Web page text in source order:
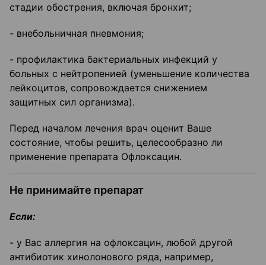
стадии обострения, включая бронхит;
- внебольничная пневмония;
- профилактика бактериальных инфекций у
больных с нейтропенией (уменьшение количества
лейкоцитов, сопровождается снижением
защитных сил организма).
Перед началом лечения врач оценит Ваше
состояние, чтобы решить, целесообразно ли
применение препарата Офлоксацин.
Не принимайте препарат
Если:
- у Вас аллергия на офлоксацин, любой другой
антибиотик хинолонового ряда, например,